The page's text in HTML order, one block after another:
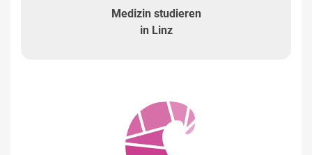
Medizin studieren
in Linz